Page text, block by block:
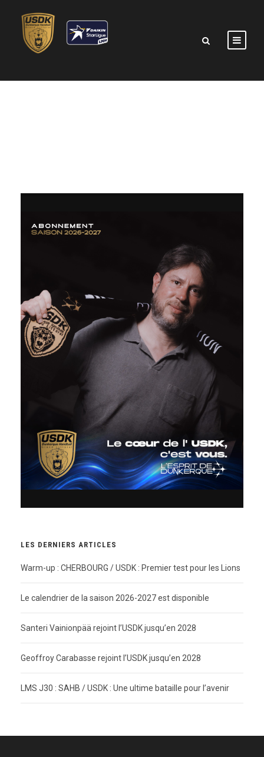
LES DERNIERS ARTICLES
Warm-up : CHERBOURG / USDK : Premier test pour les Lions
Le calendrier de la saison 2026-2027 est disponible
Santeri Vainionpää rejoint l’USDK jusqu’en 2028
Geoffroy Carabasse rejoint l’USDK jusqu’en 2028
LMS J30 : SAHB / USDK : Une ultime bataille pour l’avenir